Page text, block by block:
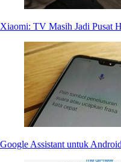
Xiaomi: TV Masih Jadi Pusat
Google Assistant untuk